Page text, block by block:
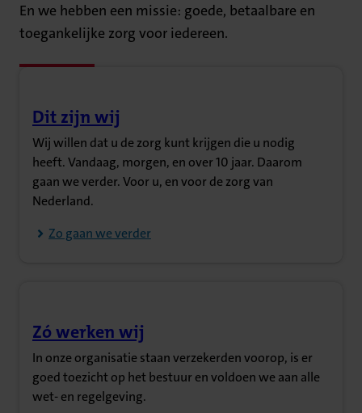
En we hebben een missie: goede, betaalbare en
toegankelijke zorg voor iedereen.
Dit zijn wij
(Opent in nieuw tabblad)
Wij willen dat u de zorg kunt krijgen die u nodig
heeft. Vandaag, morgen, en over 10 jaar. Daarom
gaan we verder. Voor u, en voor de zorg van
Nederland.
Zo gaan we verder
Zó werken wij
(Opent in nieuw tabblad)
In onze organisatie staan verzekerden voorop, is er
goed toezicht op het bestuur en voldoen we aan alle
wet- en regelgeving.